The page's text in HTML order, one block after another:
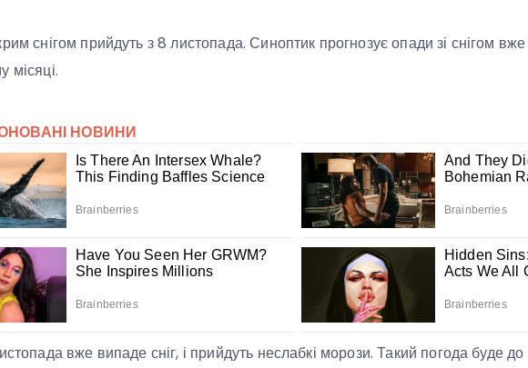
снігом прийдуть з 8 листопада. Синоптик прогнозує опади зі снігом
місяці.
вже випаде сніг, і прийдуть неслабкі морози. Такий погода буде до